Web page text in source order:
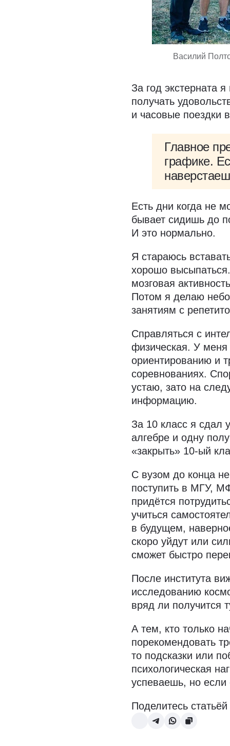
Василий
За год экстерната
получать
и часовые поездки
Главное
графике.
Есть дни когда не
бывает сидишь до
И это нормально.
Я стараюсь
хорошо
мозговая
Потом я делаю
занятиям с
Справляться с
физическая. У
ориентированию и
соревнованиях.
устаю, зато на
информацию.
За 10 класс я сдал
алгебре и одну
«закрыть» 10-ый
С вузом до конца
поступить в МГУ,
придётся
учиться
в будущем,
скоро уйдут или
сможет быстро
После института
исследованию
вряд ли получится
А тем, кто только
порекомендовать
то подсказки или
психологическая
успеваешь, но
Поделитесь статьёй